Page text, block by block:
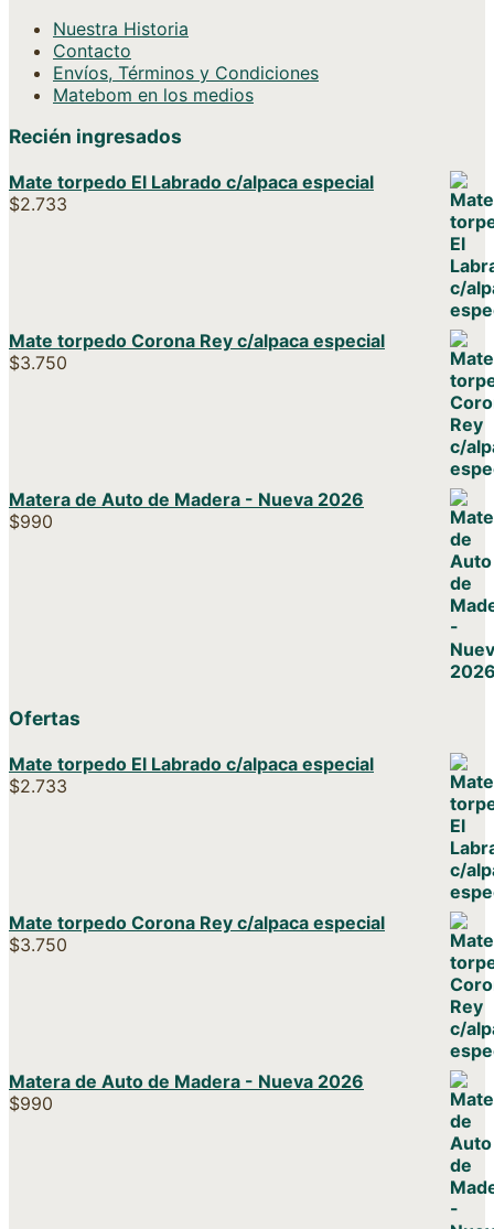
Nuestra Historia
Contacto
Envíos, Términos y Condiciones
Matebom en los medios
Recién ingresados
Mate torpedo El Labrado c/alpaca especial
$2.733
Mate torpedo Corona Rey c/alpaca especial
$3.750
Matera de Auto de Madera - Nueva 2026
$990
Ofertas
Mate torpedo El Labrado c/alpaca especial
$2.733
Mate torpedo Corona Rey c/alpaca especial
$3.750
Matera de Auto de Madera - Nueva 2026
$990